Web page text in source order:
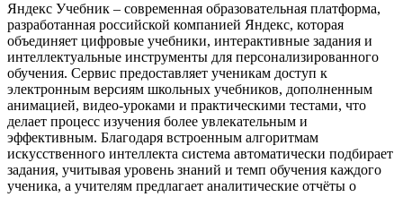
Яндекс Учебник – современная образовательная платформа,
разработанная российской компанией Яндекс, которая
объединяет цифровые учебники, интерактивные задания и
интеллектуальные инструменты для персонализированного
обучения. Сервис предоставляет ученикам доступ к
электронным версиям школьных учебников, дополненным
анимацией, видео‑уроками и практическими тестами, что
делает процесс изучения более увлекательным и
эффективным. Благодаря встроенным алгоритмам
искусственного интеллекта система автоматически подбирает
задания, учитывая уровень знаний и темп обучения каждого
ученика, а учителям предлагает аналитические отчёты о